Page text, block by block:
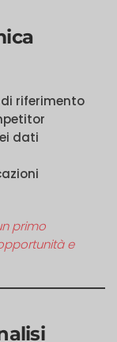
riferimento
dati
primo
e